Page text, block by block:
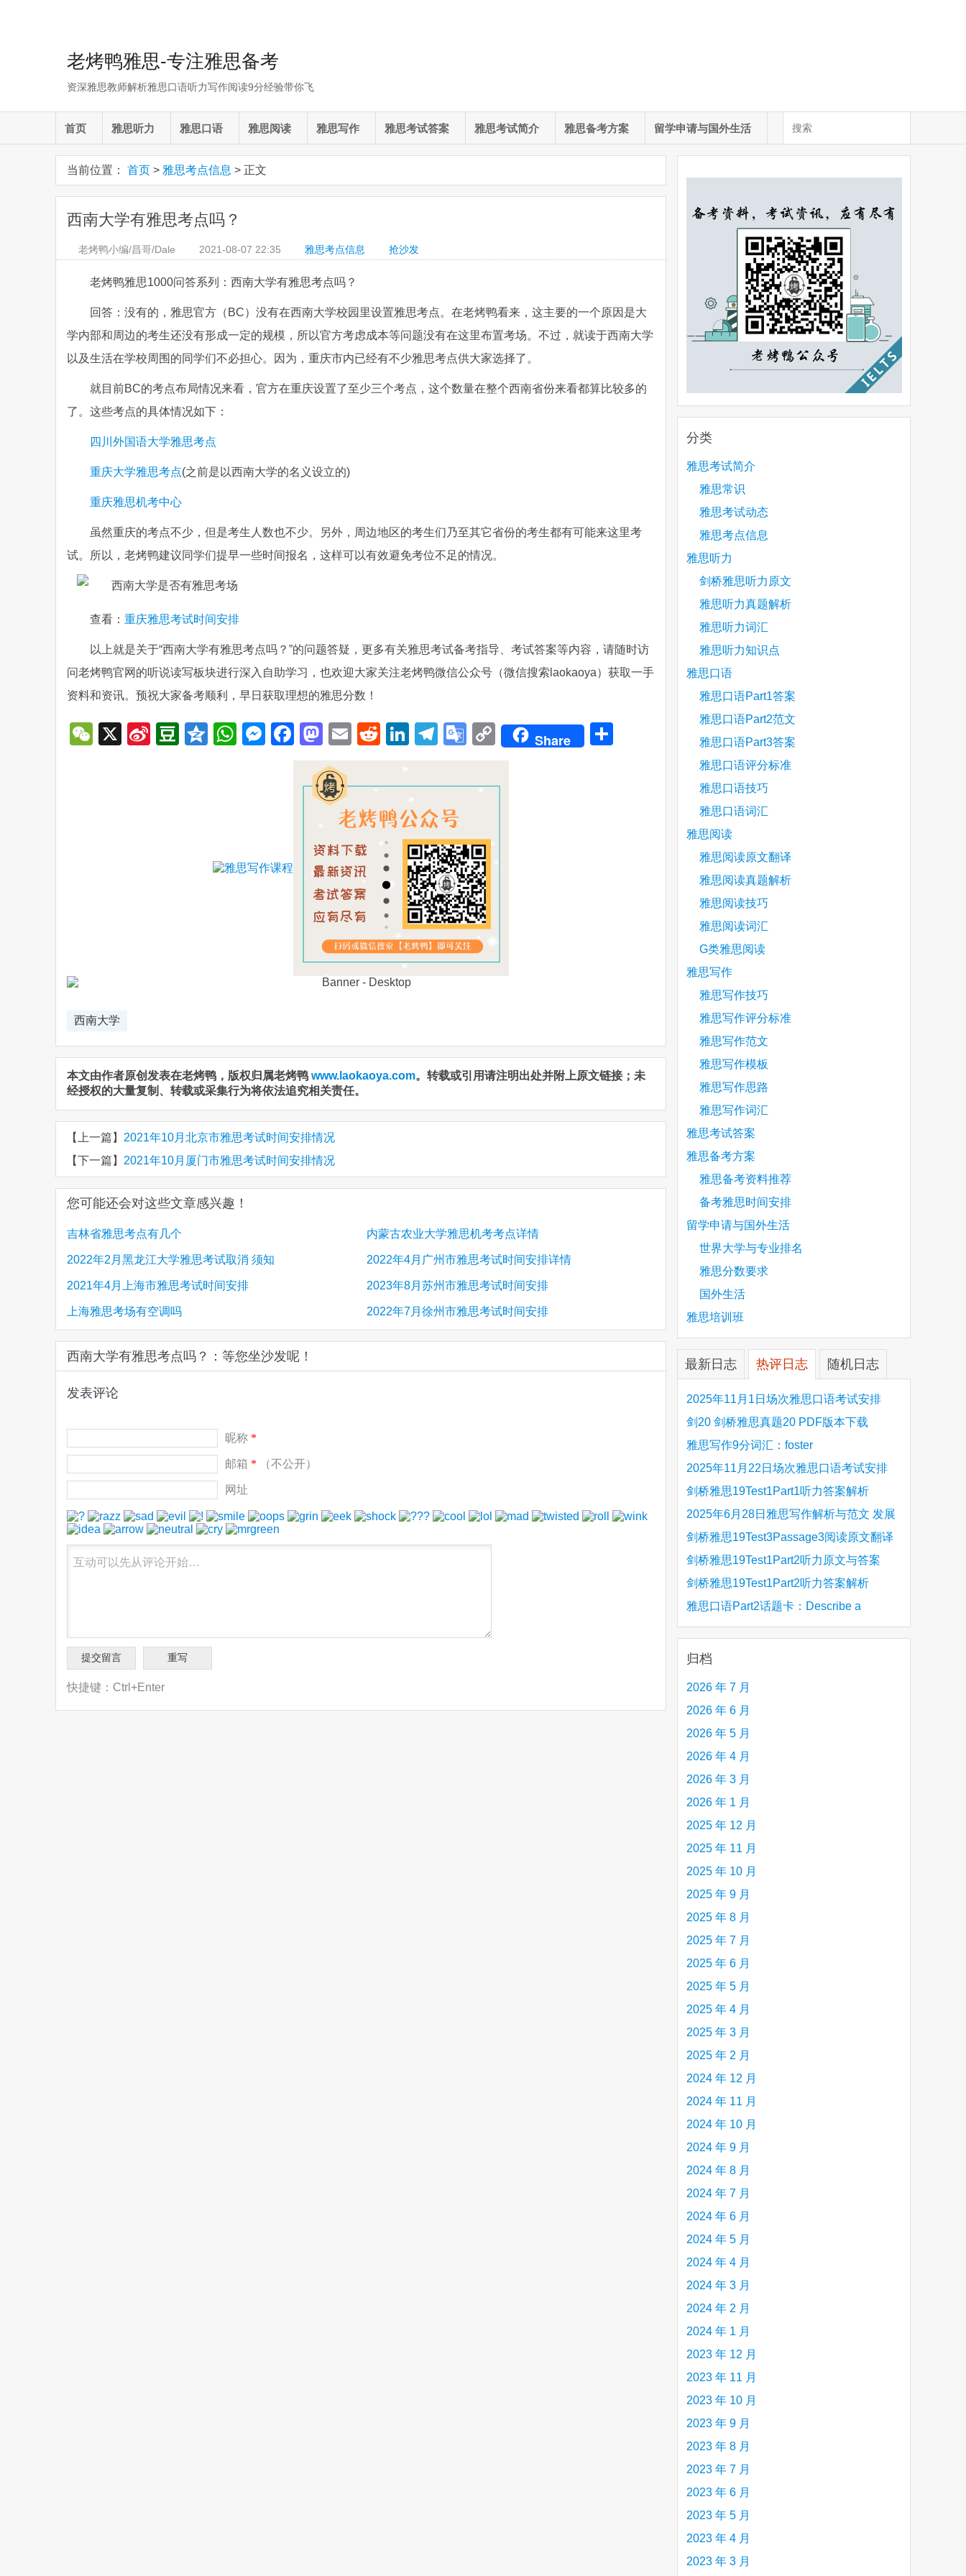
老烤鸭雅思-专注雅思备考
资深雅思教师解析雅思口语听力写作阅读9分经验带你飞
首页 雅思听力 雅思口语 雅思阅读 雅思写作 雅思考试答案 雅思考试简介 雅思备考方案 留学申请与国外生活
当前位置： 首页 > 雅思考点信息 > 正文
西南大学有雅思考点吗？
老烤鸭小编/昌哥/Dale 2021-08-07 22:35 雅思考点信息 抢沙发
老烤鸭雅思1000问答系列：西南大学有雅思考点吗？
回答：没有的，雅思官方（BC）没有在西南大学校园里设置雅思考点。在老烤鸭看来，这主要的一个原因是大
学内部和周边的考生还没有形成一定的规模，所以官方考虑成本等问题没有在这里布置考场。不过，就读于西南大学
以及生活在学校周围的同学们不必担心。因为，重庆市内已经有不少雅思考点供大家选择了。
就目前BC的考点布局情况来看，官方在重庆设置了至少三个考点，这个数量在整个西南省份来看都算比较多的
了。这些考点的具体情况如下：
四川外国语大学雅思考点
重庆大学雅思考点(之前是以西南大学的名义设立的)
重庆雅思机考中心
虽然重庆的考点不少，但是考生人数也不少。另外，周边地区的考生们乃至其它省份的考生都有可能来这里考
试。所以，老烤鸭建议同学们提早一些时间报名，这样可以有效避免考位不足的情况。
查看： 重庆雅思考试时间安排
以上就是关于“西南大学有雅思考点吗？”的问题答疑，更多有关雅思考试备考指导、考试答案等内容，请随时访
问老烤鸭官网的听说读写板块进行深入自助学习，也欢迎大家关注老烤鸭微信公众号（微信搜索laokaoya）获取一手
资料和资讯。预祝大家备考顺利，早日获取理想的雅思分数！
WeChat
X
SinaDouban
QzoneWhatsApp
Messenger
Facebook
Mastodon
EmailRedditLinkedIn
Telegram
Google
CopyShare
西南大学
本文由作者原创发表在老烤鸭，版权归属老烤鸭 www.laokaoya.com。转载或引用请注明出处并附上原文链接；未
经授权的大量复制、转载或采集行为将依法追究相关责任。
【上一篇】 2021年10月北京市雅思考试时间安排情况
【下一篇】 2021年10月厦门市雅思考试时间安排情况
您可能还会对这些文章感兴趣！
吉林省雅思考点有几个 内蒙古农业大学雅思机考考点详情
2022年2月黑龙江大学雅思考试取消 须知 2022年4月广州市雅思考试时间安排详情
2021年4月上海市雅思考试时间安排 2023年8月苏州市雅思考试时间安排
上海雅思考场有空调吗 2022年7月徐州市雅思考试时间安排
西南大学有雅思考点吗？：等您坐沙发呢！
发表评论
昵称 *
邮箱 * （不公开）
网址
快捷键：Ctrl+Enter
分类
雅思考试简介
雅思常识
雅思考试动态
雅思考点信息
雅思听力
剑桥雅思听力原文
雅思听力真题解析
雅思听力词汇
雅思听力知识点
雅思口语
雅思口语Part1答案
雅思口语Part2范文
雅思口语Part3答案
雅思口语评分标准
雅思口语技巧
雅思口语词汇
雅思阅读
雅思阅读原文翻译
雅思阅读真题解析
雅思阅读技巧
雅思阅读词汇
G类雅思阅读
雅思写作
雅思写作技巧
雅思写作评分标准
雅思写作范文
雅思写作模板
雅思写作思路
雅思写作词汇
雅思考试答案
雅思备考方案
雅思备考资料推荐
备考雅思时间安排
留学申请与国外生活
世界大学与专业排名
雅思分数要求
国外生活
雅思培训班
最新日志 热评日志 随机日志
2025年11月1日场次雅思口语考试安排
剑20 剑桥雅思真题20 PDF版本下载
雅思写作9分词汇：foster
2025年11月22日场次雅思口语考试安排
剑桥雅思19Test1Part1听力答案解析
Hinchingbrooke Country Park
2025年6月28日雅思写作解析与范文 发展
旅游业 手把手带你写高分范文
剑桥雅思19Test3Passage3阅读原文翻译
Is the era of artificial speech translation
upon us 人工智能语言翻译
剑桥雅思19Test1Part2听力原文与答案
Stanthorpe Twinning Association
剑桥雅思19Test1Part2听力答案解析
Stanthorpe Twinning Association
雅思口语Part2话题卡：Describe a
creative person (e.g. an artist, a musician,
etc.) you admire 钦佩的有创造力的人
归档
2026 年 7 月
2026 年 6 月
2026 年 5 月
2026 年 4 月
2026 年 3 月
2026 年 1 月
2025 年 12 月
2025 年 11 月
2025 年 10 月
2025 年 9 月
2025 年 8 月
2025 年 7 月
2025 年 6 月
2025 年 5 月
2025 年 4 月
2025 年 3 月
2025 年 2 月
2024 年 12 月
2024 年 11 月
2024 年 10 月
2024 年 9 月
2024 年 8 月
2024 年 7 月
2024 年 6 月
2024 年 5 月
2024 年 4 月
2024 年 3 月
2024 年 2 月
2024 年 1 月
2023 年 12 月
2023 年 11 月
2023 年 10 月
2023 年 9 月
2023 年 8 月
2023 年 7 月
2023 年 6 月
2023 年 5 月
2023 年 4 月
2023 年 3 月